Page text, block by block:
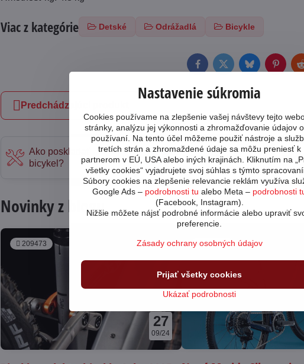
Viac z kategórie Detské Odrážadlá Bicykle
Novinky z blogu
209473
27
09/24
227225
FacebookTwitterBluesky
Predchádzajúci produkt
Ako poskladať
bicykel?
Preprava tovaru
Nastavenie súkromia
Cookies používame na zlepšenie vašej návštevy tejto
stránky, analýzu jej výkonnosti a zhromažďovanie údajov
používaní. Na tento účel môžeme použiť nástroje a
tretích strán a zhromaždené údaje sa môžu preniesť k
partnerom v EÚ, USA alebo iných krajinách. Kliknutím na
všetky cookies“ vyjadrujete svoj súhlas s týmto
Súbory cookies na zlepšenie relevancie reklám využíva
Google Ads – podrobnosti tu alebo Meta – podrobnosti
(Facebook, Instagram).
Nižšie môžete nájsť podrobné informácie alebo upraviť
preferencie.
Zásady ochrany osobných údajov
Ukázať podrobnosti
Prijať všetky cookies